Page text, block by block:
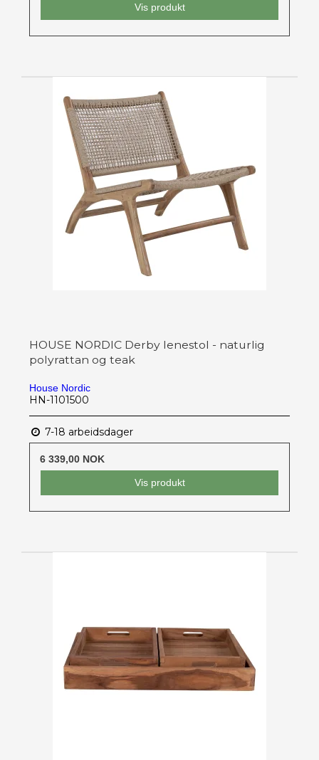
Vis produkt
HOUSE NORDIC Derby lenestol - naturlig
polyrattan og teak
House Nordic
HN-1101500
7-18 arbeidsdager
6 339,00 NOK
Vis produkt